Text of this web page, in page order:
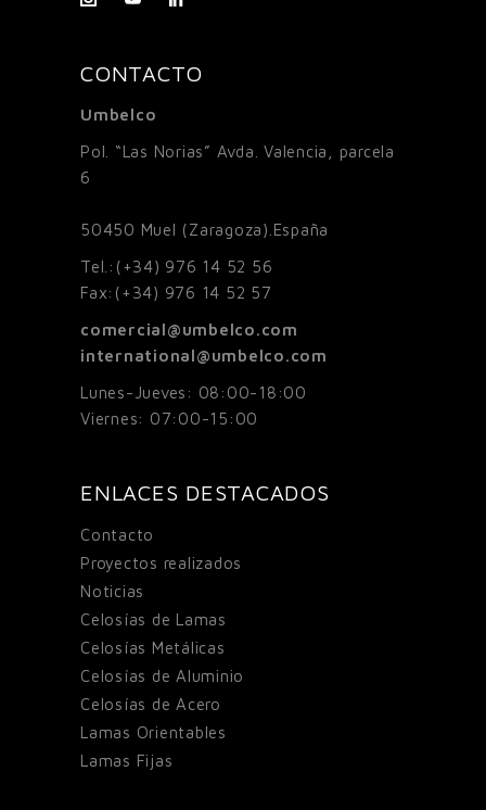
CONTACTO
Umbelco
Pol. “Las Norias” Avda. Valencia, parcela
6
50450 Muel (Zaragoza).España
Tel.: (+34) 976 14 52 56
Fax: (+34) 976 14 52 57
comercial@umbelco.com
international@umbelco.com
Lunes-Jueves: 08:00-18:00
Viernes: 07:00-15:00
ENLACES DESTACADOS
Contacto
Proyectos realizados
Noticias
Celosías de Lamas
Celosías Metálicas
Celosías de Aluminio
Celosías de Acero
Lamas Orientables
Lamas Fijas